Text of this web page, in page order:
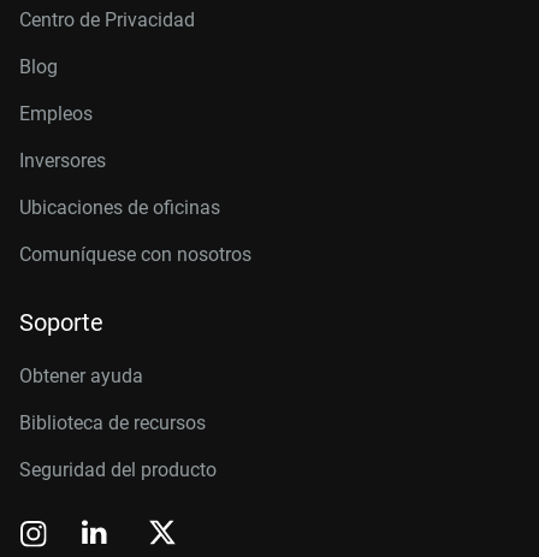
Centro de Privacidad
Blog
Empleos
Inversores
Ubicaciones de oficinas
Comuníquese con nosotros
Soporte
Obtener ayuda
Biblioteca de recursos
Seguridad del producto